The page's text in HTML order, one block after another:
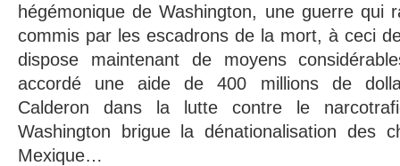
hégémonique de Washington, une guerre qui
commis par les escadrons de la mort, à ceci
dispose maintenant de moyens
accordé une aide de 400 millions de
Calderon dans la lutte contre le
Washington brigue la dénationalisation des
Mexique…